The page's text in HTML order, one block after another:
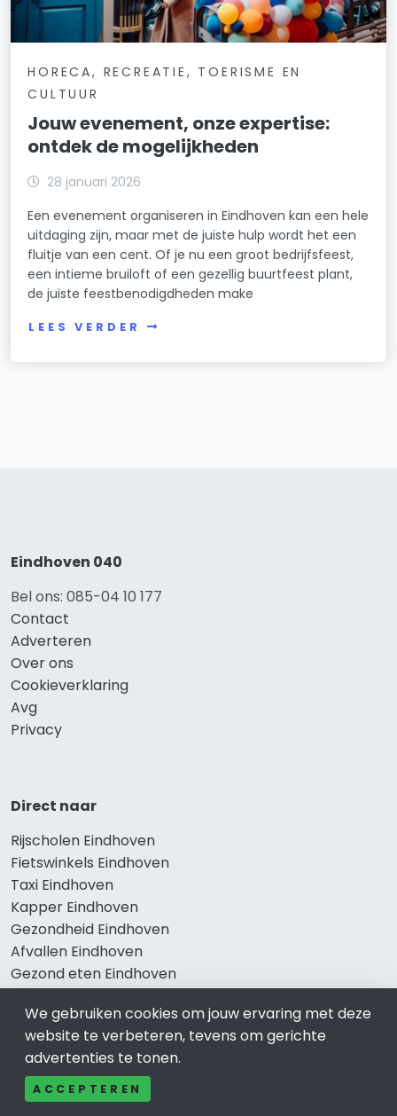
HORECA, RECREATIE, TOERISME EN
CULTUUR
Jouw evenement, onze expertise:
ontdek de mogelijkheden
28 januari 2026
Een evenement organiseren in Eindhoven kan een hele
uitdaging zijn, maar met de juiste hulp wordt het een
fluitje van een cent. Of je nu een groot bedrijfsfeest,
een intieme bruiloft of een gezellig buurtfeest plant,
de juiste feestbenodigdheden make
LEES VERDER
Eindhoven 040
Bel ons: 085-04 10 177
Contact
Adverteren
Over ons
Cookieverklaring
Avg
Privacy
Direct naar
Rijscholen Eindhoven
Fietswinkels Eindhoven
Taxi Eindhoven
Kapper Eindhoven
Gezondheid Eindhoven
Afvallen Eindhoven
Gezond eten Eindhoven
Bekend in Eindhoven
Restaurants Eindhoven
Catering Eindhoven
We gebruiken cookies om jouw ervaring met deze
website te verbeteren, tevens om gerichte
advertenties te tonen.
ACCEPTEREN